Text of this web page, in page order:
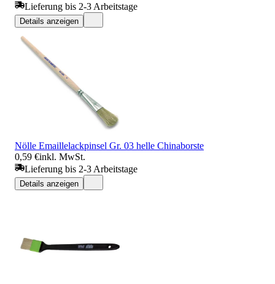
Lieferung bis 2-3 Arbeitstage
Details anzeigen
Nölle Emaillelackpinsel Gr. 03 helle Chinaborste
0,59 €inkl. MwSt.
Lieferung bis 2-3 Arbeitstage
Details anzeigen